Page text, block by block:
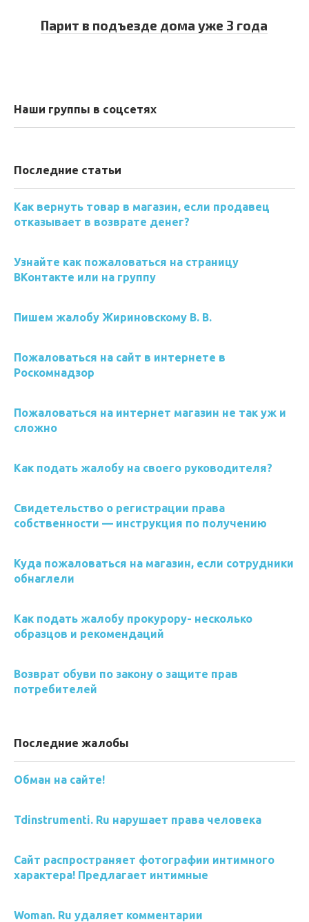
Парит в подъезде дома уже 3 года
Наши группы в соцсетях
Последние статьи
Как вернуть товар в магазин, если продавец
отказывает в возврате денег?
Узнайте как пожаловаться на страницу
ВКонтакте или на группу
Пишем жалобу Жириновскому В. В.
Пожаловаться на сайт в интернете в
Роскомнадзор
Пожаловаться на интернет магазин не так уж и
сложно
Как подать жалобу на своего руководителя?
Свидетельство о регистрации права
собственности — инструкция по получению
Куда пожаловаться на магазин, если сотрудники
обнаглели
Как подать жалобу прокурору- несколько
образцов и рекомендаций
Возврат обуви по закону о защите прав
потребителей
Последние жалобы
Обман на сайте!
Tdinstrumenti. Ru нарушает права человека
Сайт распространяет фотографии интимного
характера! Предлагает интимные
Woman. Ru удаляет комментарии